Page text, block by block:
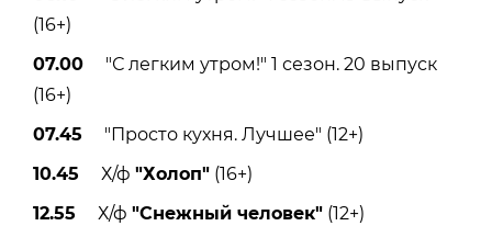
(16+)
07.00 "С легким утром!" 1 сезон. 20 выпуск
(16+)
07.45 "Просто кухня. Лучшее" (12+)
10.45 Х/ф "Холоп" (16+)
12.55 Х/ф "Снежный человек" (12+)